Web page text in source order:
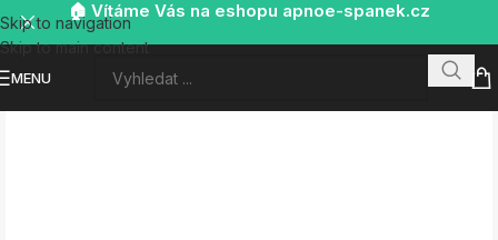
Skip to navigation
Skip to main content
🏠 Vítáme Vás na eshopu apnoe-spanek.cz
MENU